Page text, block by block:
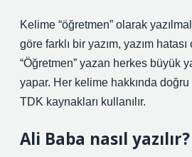
Kelime “öğretmen” olarak
göre farklı bir yazım, yazım hatası
“Öğretmen” yazan herkes büyük
yapar. Her kelime hakkında
TDK kaynakları kullanılır.
Ali Baba nasıl yazılır?